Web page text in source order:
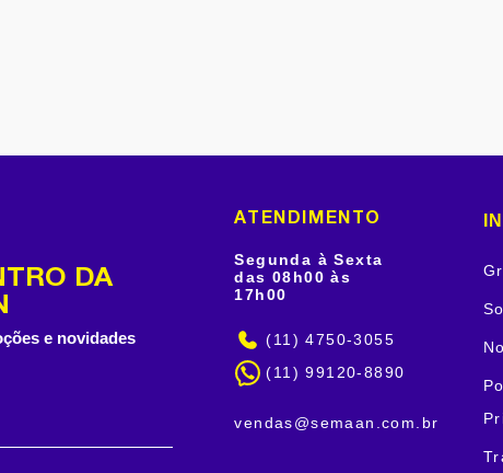
DA
e novidades
ATENDIMENTO
Segunda à Sexta
das 08h00 às
17h00
(11) 4750-3055
(11) 99120-8890
vendas@semaan.com.br